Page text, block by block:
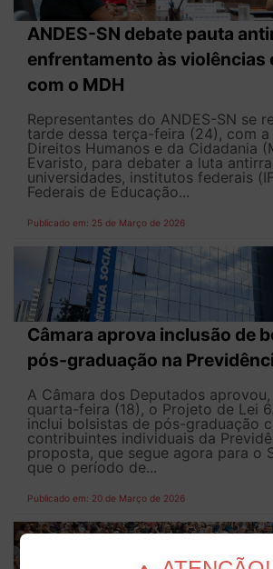
ANDES-SN debate pauta
enfrentamento às violências
com o MDH
Representantes do ANDES-SN se
tarde dessa terça-feira (24), com
Direitos Humanos e da Cidadania
Evaristo, para debater a luta
universidades, institutos federais
Federais de Educação...
Publicado em: 25 de Março de 2026
Câmara aprova inclusão de
pós-graduação na
A Câmara dos Deputados
quarta-feira (18), o Projeto de Lei
inclui bolsistas de pós-graduação
contribuintes individuais da
proposta, que segue agora para o
que o período de...
Publicado em: 20 de Março de 2026